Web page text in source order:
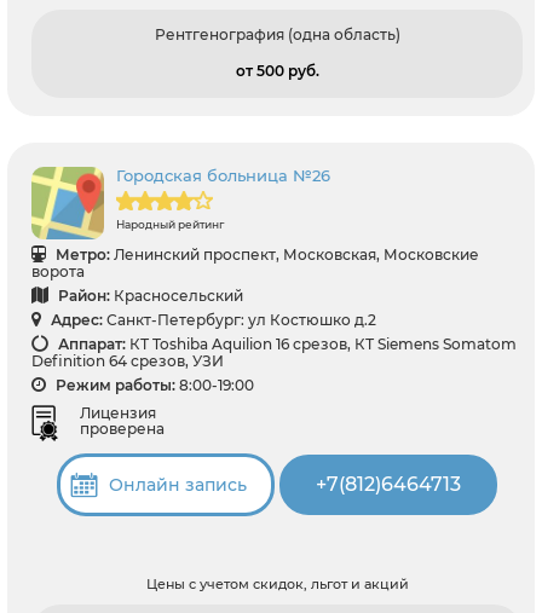
Рентгенография (одна область)
от 500 pуб.
Городская больница №26
Народный рейтинг
Метро: Ленинский проспект, Московская, Московские
ворота
Район: Красносельский
Адрес: Санкт-Петербург: ул Костюшко д.2
Аппарат: КТ Toshiba Aquilion 16 срезов, КТ Siemens Somatom
Definition 64 срезов, УЗИ
Режим работы: 8:00-19:00
Лицензия
проверена
Онлайн запись +7(812)6464713
Цены с учетом скидок, льгот и акций